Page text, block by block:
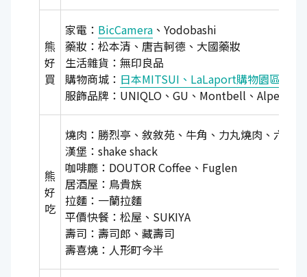
熊
好
買
家電： BicCamera 、Yodobashi
藥妝：松本清、唐吉軻德、大國藥妝
生活雜貨：無印良品
購物商城： 日本MITSUI、LaLaport購物園區
服飾品牌：UNIQLO、GU、Montbell、Alpen
熊
好
吃
燒肉：勝烈亭、敘敘苑、牛角、力丸燒肉、六歌
漢堡：shake shack
咖啡廳：DOUTOR Coffee、Fuglen
居酒屋：鳥貴族
拉麵：一蘭拉麵
平價快餐：松屋、SUKIYA
壽司：壽司郎、藏壽司
壽喜燒：人形町今半